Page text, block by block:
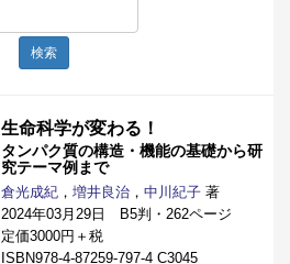
検索
生命科学が変わる！
タンパク質の構造・機能の基礎から研
究テーマ例まで
倉光成紀 ， 増井良治 ， 中川紀子 著
2024年03月29日 B5判・262ページ
定価3000円＋税
ISBN978-4-87259-797-4 C3045